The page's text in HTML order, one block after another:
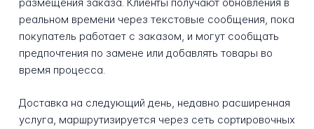
размещения заказа. Клиенты получают обновления в
реальном времени через текстовые сообщения, пока
покупатель работает с заказом, и могут сообщать
предпочтения по замене или добавлять товары во
время процесса.
Доставка на следующий день, недавно расширенная
услуга, маршрутизируется через сеть сортировочных